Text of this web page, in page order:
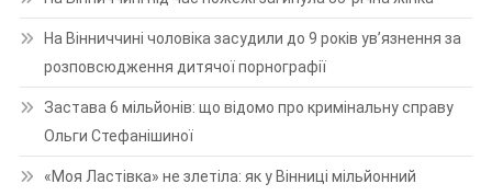
На Вінниччині чоловіка засудили до 9 років ув’язнення за
розповсюдження дитячої порнографії
Застава 6 мільйонів: що відомо про кримінальну справу
Ольги Стефанішиної
«Моя Ластівка» не злетіла: як у Вінниці мільйонний